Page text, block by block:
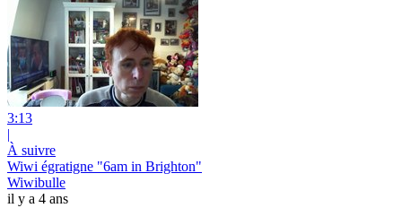
3:13
|
À suivre
Wiwi égratigne "6am in Brighton"
Wiwibulle
il y a 4 ans